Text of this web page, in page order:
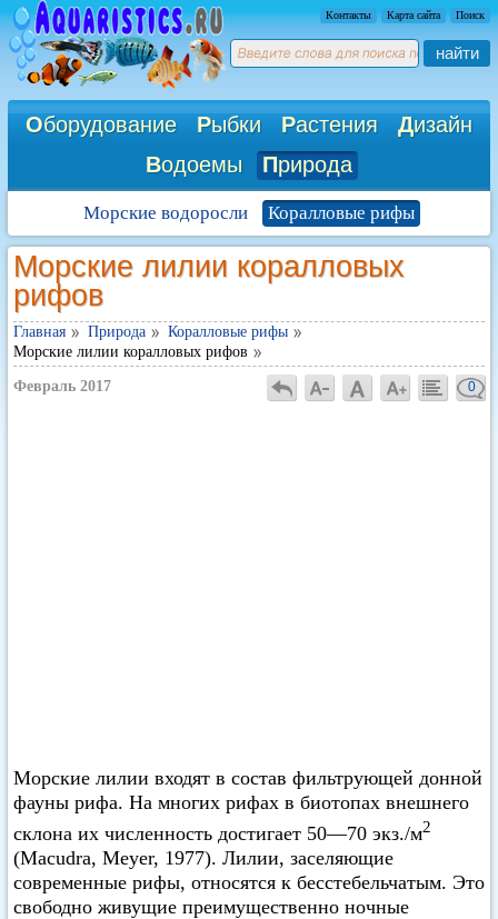
Контакты Карта сайта Поиск
найти
Оборудование Рыбки Растения Дизайн
Водоемы Природа
Морские водоросли Коралловые рифы
Морские лилии коралловых
рифов
Главная Природа
Коралловые рифы
Морские лилии коралловых рифов
Февраль 2017 0
Морские лилии входят в состав фильтрующей донной
фауны рифа. На многих рифах в биотопах внешнего
склона их численность достигает 50—70 экз./м2
(Macudra, Meyer, 1977). Лилии, заселяющие
современные рифы, относятся к бесстебельчатым. Это
свободно живущие преимущественно ночные